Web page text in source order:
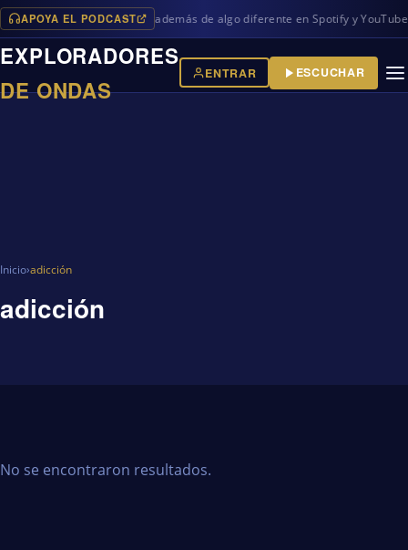
APOYA EL PODCAST
programas en iVoox, además de algo diferente en Spotify y YouTube!
EXPLORADORES
DE ONDAS
ENTRAR ESCUCHAR
Inicio›adicción
adicción
No se encontraron resultados.